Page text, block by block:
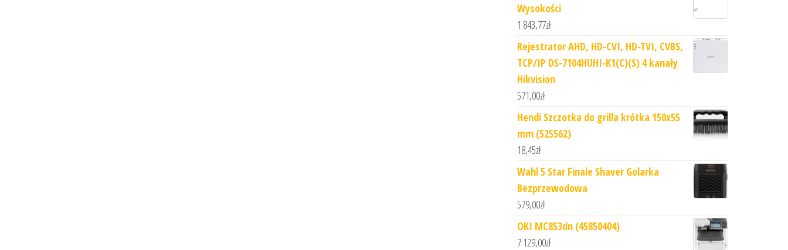
Wysokości
1 843,77zł
Rejestrator AHD, HD-CVI, HD-TVI, CVBS,
TCP/IP DS-7104HUHI-K1(C)(S) 4 kanały
Hikvision
571,00zł
Hendi Szczotka do grilla krótka 150x55
mm (525562)
18,45zł
Wahl 5 Star Finale Shaver Golarka
Bezprzewodowa
579,00zł
OKI MC853dn (45850404)
7 129,00zł